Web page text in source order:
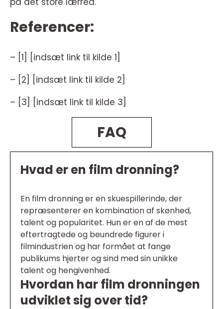
Referencer:
– [1] [indsæt link til kilde 1]
– [2] [indsæt link til kilde 2]
– [3] [indsæt link til kilde 3]
FAQ
Hvad er en film dronning?
En film dronning er en skuespillerinde, der
repræsenterer en kombination af skønhed,
talent og popularitet. Hun er en af de mest
eftertragtede og beundrede figurer i
filmindustrien og har formået at fange
publikums hjerter og sind med sin unikke
talent og hengivenhed.
Hvordan har film dronningen
udviklet sig over tid?